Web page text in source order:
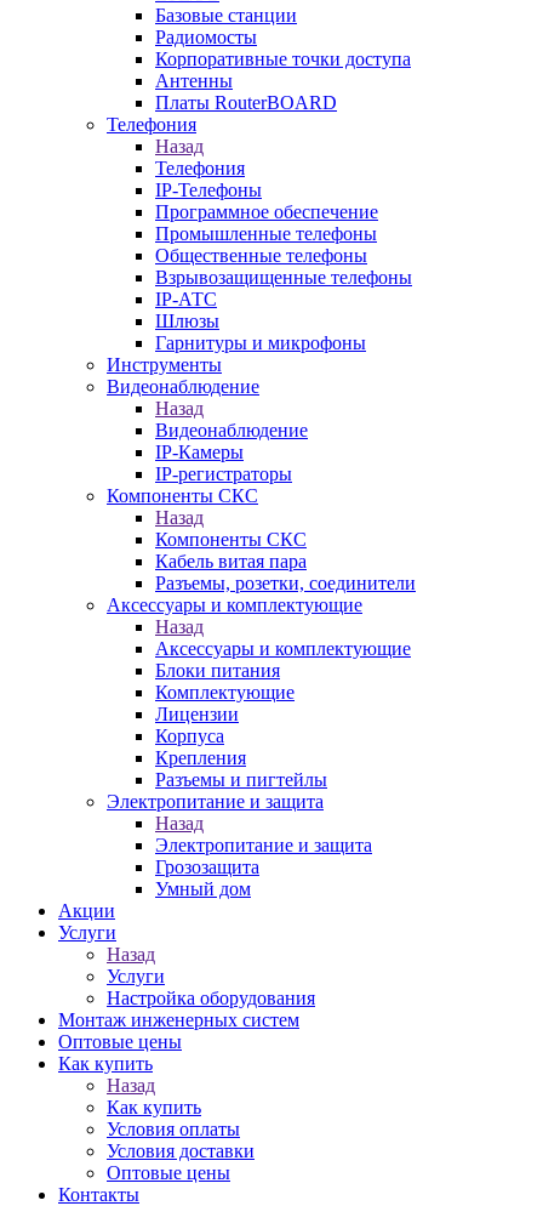
Базовые станции
Радиомосты
Корпоративные точки доступа
Антенны
Платы RouterBOARD
Телефония
Назад
Телефония
IP-Телефоны
Программное обеспечение
Промышленные телефоны
Общественные телефоны
Взрывозащищенные телефоны
IP-АТС
Шлюзы
Гарнитуры и микрофоны
Инструменты
Видеонаблюдение
Назад
Видеонаблюдение
IP-Камеры
IP-регистраторы
Компоненты СКС
Назад
Компоненты СКС
Кабель витая пара
Разъемы, розетки, соединители
Аксессуары и комплектующие
Назад
Аксессуары и комплектующие
Блоки питания
Комплектующие
Лицензии
Корпуса
Крепления
Разъемы и пигтейлы
Электропитание и защита
Назад
Электропитание и защита
Грозозащита
Умный дом
Акции
Услуги
Назад
Услуги
Настройка оборудования
Монтаж инженерных систем
Оптовые цены
Как купить
Назад
Как купить
Условия оплаты
Условия доставки
Оптовые цены
Контакты